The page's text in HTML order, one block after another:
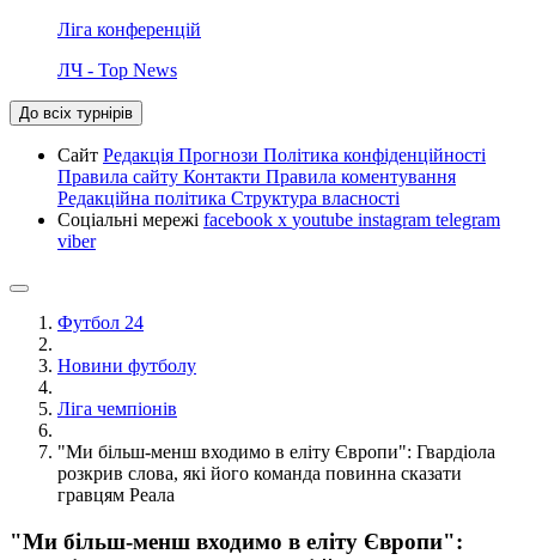
Ліга конференцій
ЛЧ - Top News
До всіх турнірів
Сайт Редакція Прогнози Політика конфіденційності
Правила сайту Контакти Правила коментування
Редакційна політика Структура власності
Соціальні мережі facebook x youtube instagram telegram
viber
Футбол 24
Новини футболу
Ліга чемпіонів
"Ми більш-менш входимо в еліту Європи": Гвардіола
розкрив слова, які його команда повинна сказати
гравцям Реала
"Ми більш-менш входимо в еліту Європи":